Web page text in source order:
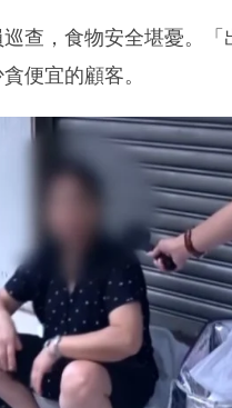
查，食物安全堪憂。「
便宜的顧客。